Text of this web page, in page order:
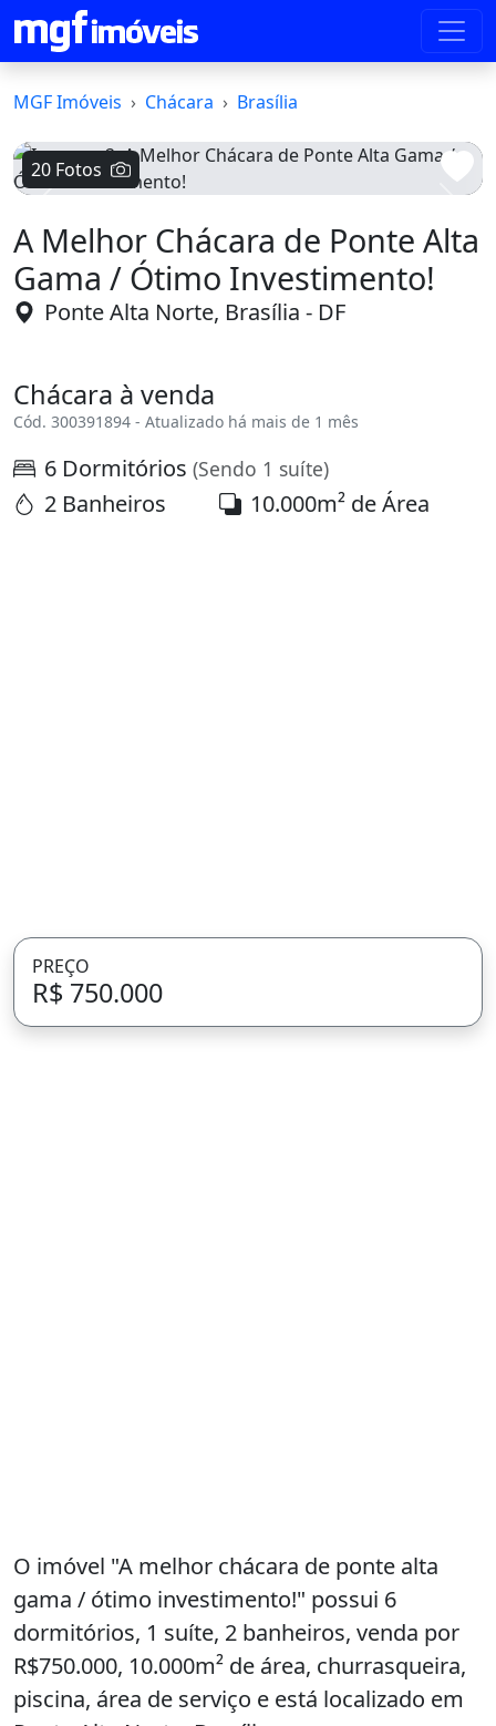
MGF Imóveis Chácara Brasília
20 Fotos
A Melhor Chácara de Ponte Alta
Gama / Ótimo Investimento!
Ponte Alta Norte, Brasília - DF
Chácara à venda
Cód. 300391894 - Atualizado há mais de 1 mês
6 Dormitórios (Sendo 1 suíte)
2 Banheiros 10.000m² de Área
PREÇO
R$ 750.000
O imóvel "A melhor chácara de ponte alta
gama / ótimo investimento!" possui 6
dormitórios, 1 suíte, 2 banheiros, venda por
R$750.000, 10.000m² de área, churrasqueira,
piscina, área de serviço e está localizado em